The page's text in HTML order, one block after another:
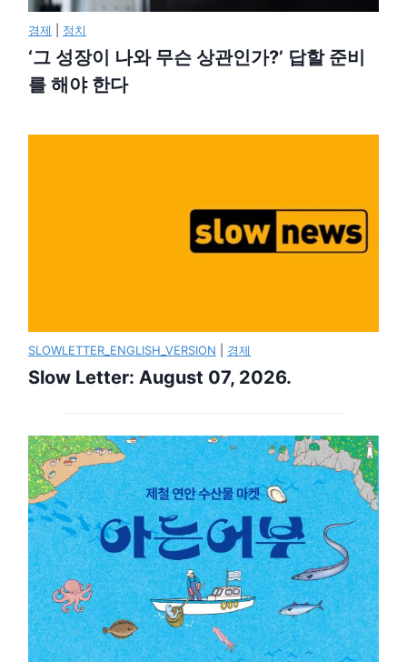
경제 정치
‘그 성장이 나와 무슨 상관인가?’ 답할 준비
를 해야 한다
SLOWLETTER_ENGLISH_VERSION 경제
Slow Letter: August 07, 2026.